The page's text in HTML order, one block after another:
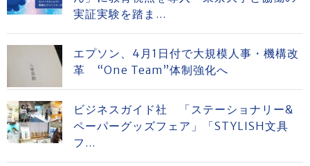
実証実験を踏ま...
エプソン、4月1日付で大規模人事・機構改
革 “One Team”体制強化へ
ビジネスガイド社 「ステーショナリー&
ペーパーグッズフェア」「STYLISH文具
フ...